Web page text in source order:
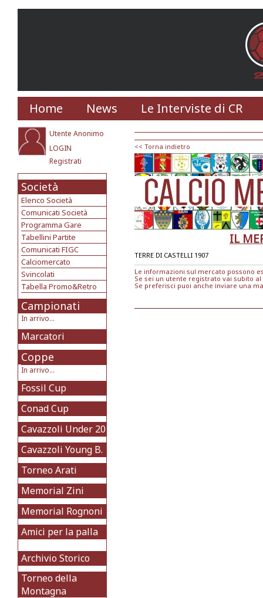
Home News Le Interviste di CR
Utente Anonimo
LOGIN
Registrati
Società
Elenco Società
Comunicati Società
Programma Gare
Tabellini Partite
Comunicati FIGC
Calciomercato
Svincolati
Tabella Promo&Retro
Campionati
In arrivo...
Marcatori
Coppe
In arrivo...
Fossil Cup
Conad Cup
Cavazzoli Under 20
Cavazzoli Young B.
Torneo Arati
Memorial Zini
Memorial Rognoni
Amici per la palla
Archivio Storico
Torneo della
Montagna
<< Torna indietro
IL
TERRE DI CASTELLI 1907
Le informazioni sul mercato possono
Se sei un utente registrato vai subito al
Se preferisci puoi anche inviare una